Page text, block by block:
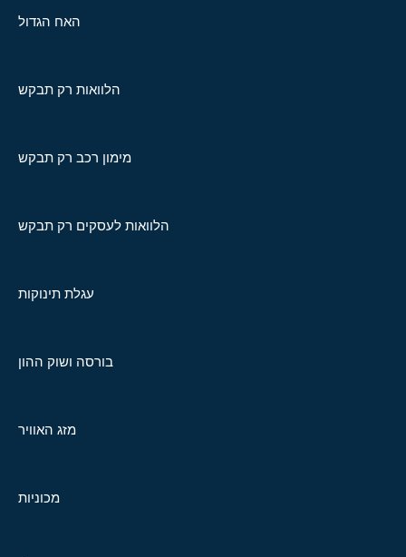
האח הגדול
הלוואות רק תבקש
מימון רכב רק תבקש
הלוואות לעסקים רק תבקש
עגלת תינוקות
בורסה ושוק ההון
מזג האוויר
מכוניות